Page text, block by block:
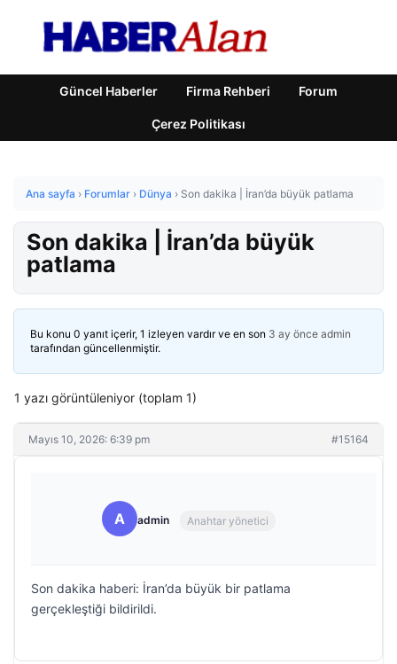
Güncel Haberler Firma Rehberi Forum
Çerez Politikası
Ana sayfa › Forumlar › Dünya › Son dakika | İran’da büyük patlama
Son dakika | İran’da büyük
patlama
Bu konu 0 yanıt içerir, 1 izleyen vardır ve en son 3 ay önce admin
tarafından güncellenmiştir.
1 yazı görüntüleniyor (toplam 1)
Mayıs 10, 2026: 6:39 pm #15164
A admin Anahtar yönetici
Son dakika haberi: İran’da büyük bir patlama
gerçekleştiği bildirildi.